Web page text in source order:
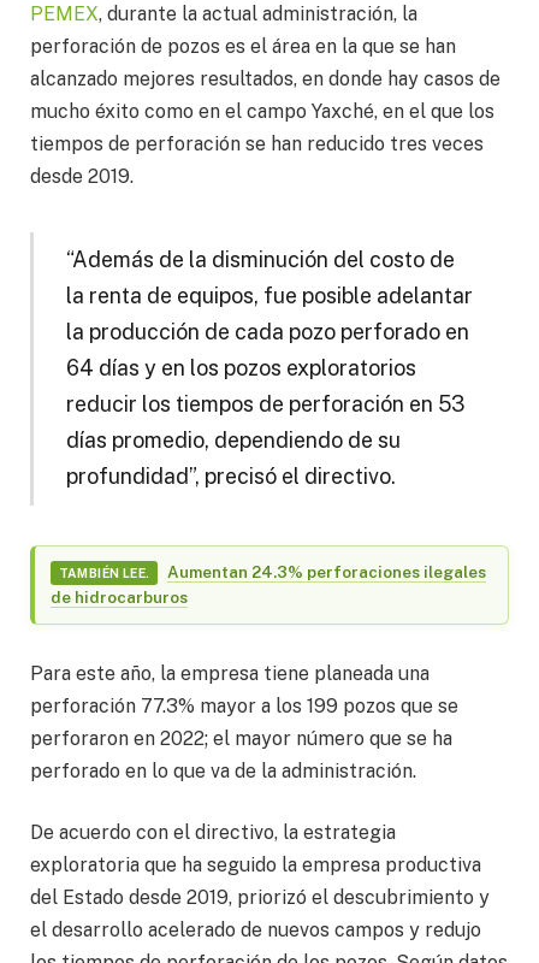
PEMEX, durante la actual administración, la
perforación de pozos es el área en la que se han
alcanzado mejores resultados, en donde hay casos de
mucho éxito como en el campo Yaxché, en el que los
tiempos de perforación se han reducido tres veces
desde 2019.
“Además de la disminución del costo de
la renta de equipos, fue posible adelantar
la producción de cada pozo perforado en
64 días y en los pozos exploratorios
reducir los tiempos de perforación en 53
días promedio, dependiendo de su
profundidad”, precisó el directivo.
TAMBIÉN LEE.
Aumentan 24.3% perforaciones ilegales
de hidrocarburos
Para este año, la empresa tiene planeada una
perforación 77.3% mayor a los 199 pozos que se
perforaron en 2022; el mayor número que se ha
perforado en lo que va de la administración.
De acuerdo con el directivo, la estrategia
exploratoria que ha seguido la empresa productiva
del Estado desde 2019, priorizó el descubrimiento y
el desarrollo acelerado de nuevos campos y redujo